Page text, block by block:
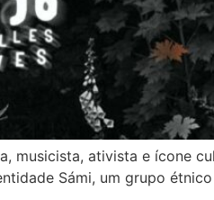
musicista, ativista e ícone
Sámi, um grupo